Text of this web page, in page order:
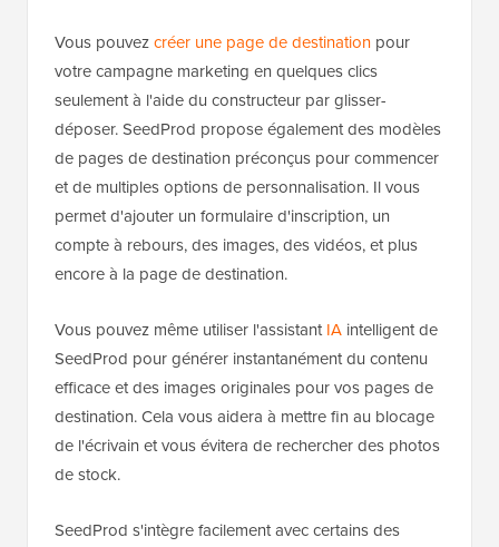
Vous pouvezcréer une page de destination pour
votre campagne marketing en quelques clics
seulement à l'aide du constructeur par glisser-
déposer. SeedProd propose également des modèles
de pages de destination préconçus pour commencer
et de multiples options de personnalisation. Il vous
permet d'ajouter un formulaire d'inscription, un
compte à rebours, des images, des vidéos, et plus
encore à la page de destination.
Vous pouvez même utiliser l'assistantIA intelligent de
SeedProd pour générer instantanément du contenu
efficace et des images originales pour vos pages de
destination. Cela vous aidera à mettre fin au blocage
de l'écrivain et vous évitera de rechercher des photos
de stock.
SeedProd s'intègre facilement avec certains des